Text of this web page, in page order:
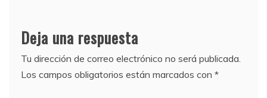
Deja una respuesta
Tu dirección de correo electrónico no será publicada.
Los campos obligatorios están marcados con *